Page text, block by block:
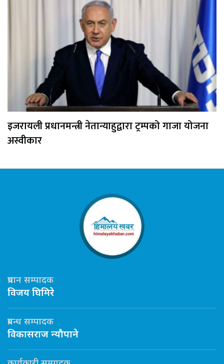
इजरायली प्रधानमन्त्री नेतान्याहुद्वारा ट्रम्पको गाजा योजना
अस्वीकार
प्रधान सम्पादक
विजय घिमिरे
प्रबन्ध सम्पादक
विकासराज न्यौपाने